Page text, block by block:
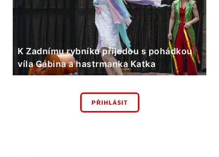
K Zadnímu rybníku přijedou s pohádkou
víla Gábina a hastrmanka Katka
PŘIHLÁSIT